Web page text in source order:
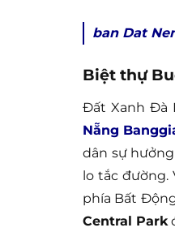
ban Dat
Biệt thự
Đất Xanh Đà
Nẵng
dân sự
lo tắc đường.
phía Bất
Central Park